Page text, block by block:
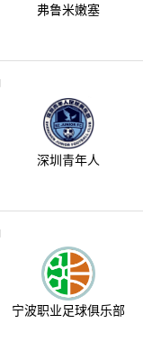
弗鲁米嫩塞
深圳青年人
宁波职业足球俱乐部